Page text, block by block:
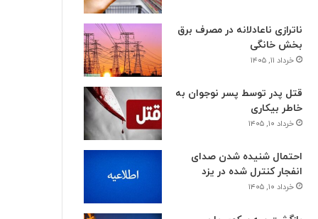
ناترازی ناعادلانه در مصرف برق
بخش خانگی
خرداد ۱۱, ۱۴۰۵
قتل پدر توسط پسر نوجوان به
خاطر بیکاری
خرداد ۱۰, ۱۴۰۵
احتمال شنیده شدن صدای
انفجار کنترل شده در یزد
خرداد ۱۰, ۱۴۰۵